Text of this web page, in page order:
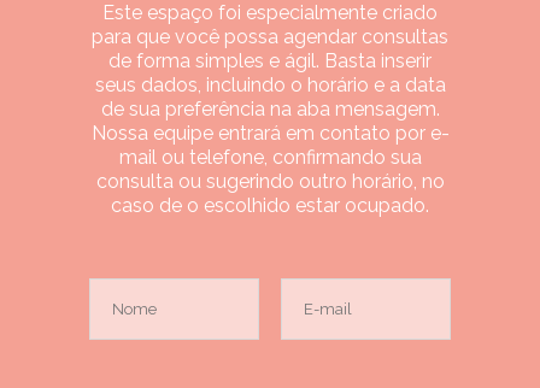
Este espaço foi especialmente criado
para que você possa agendar consultas
de forma simples e ágil. Basta inserir
seus dados, incluindo o horário e a data
de sua preferência na aba mensagem.
Nossa equipe entrará em contato por e-
mail ou telefone, confirmando sua
consulta ou sugerindo outro horário, no
caso de o escolhido estar ocupado.